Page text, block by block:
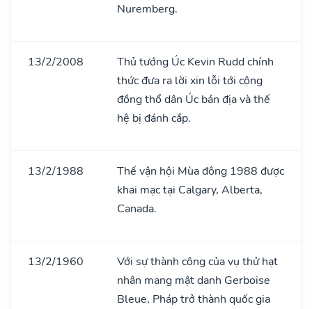
Nuremberg.
13/2/2008
Thủ tướng Úc Kevin Rudd chính
thức đưa ra lời xin lỗi tới cộng
đồng thổ dân Úc bản địa và thế
hệ bị đánh cắp.
13/2/1988
Thế vận hội Mùa đông 1988 được
khai mạc tại Calgary, Alberta,
Canada.
13/2/1960
Với sự thành công của vụ thử hạt
nhân mang mật danh Gerboise
Bleue, Pháp trở thành quốc gia